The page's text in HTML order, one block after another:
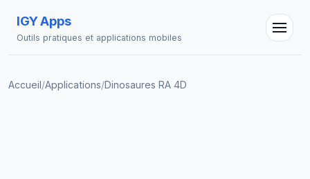
IGY Apps
Outils pratiques et applications mobiles
Accueil/Applications/Dinosaures RA 4D